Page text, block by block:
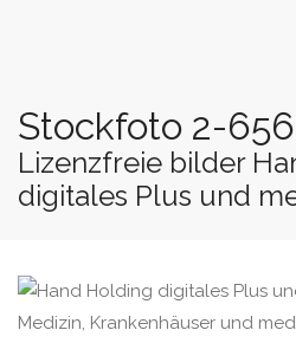
Stockfoto 2-
Lizenzfreie bilder
digitales Plus und